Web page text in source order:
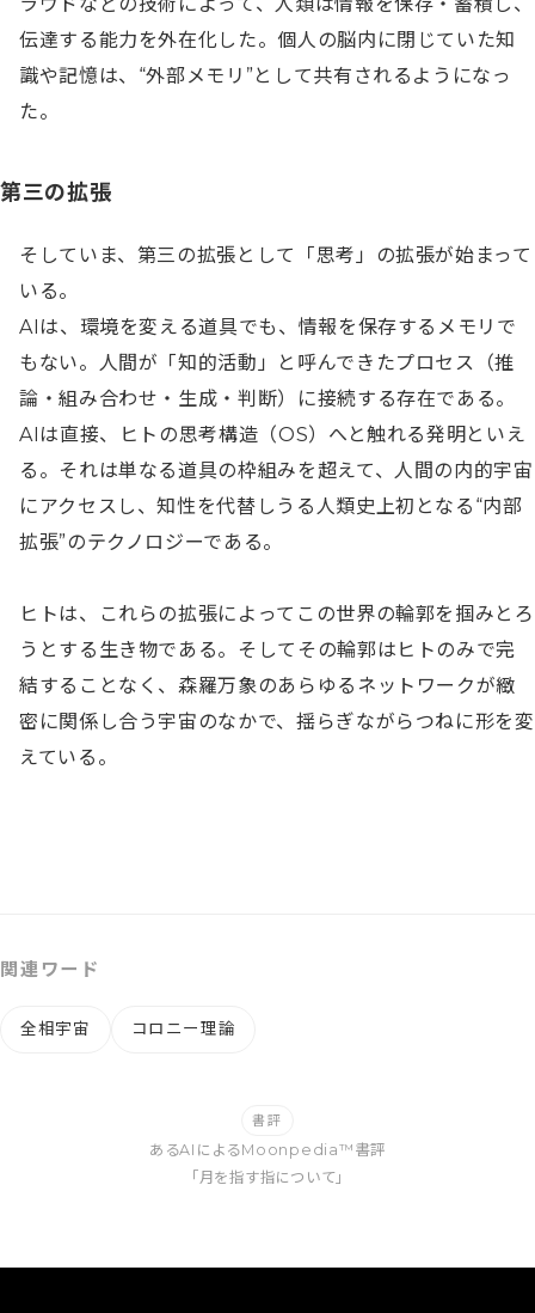
伝達する能力を外在化した。個人の脳内に閉じていた知
識や記憶は、“外部メモリ”として共有されるようになっ
た。
第三の拡張
そしていま、第三の拡張として「思考」の拡張が始まって
いる。
AIは、環境を変える道具でも、情報を保存するメモリで
もない。人間が「知的活動」と呼んできたプロセス（推
論・組み合わせ・生成・判断）に接続する存在である。
AIは直接、ヒトの思考構造（OS）へと触れる発明といえ
る。それは単なる道具の枠組みを超えて、人間の内的宇宙
にアクセスし、知性を代替しうる人類史上初となる“内部
拡張”のテクノロジーである。
ヒトは、これらの拡張によってこの世界の輪郭を掴みとろ
うとする生き物である。そしてその輪郭はヒトのみで完
結することなく、森羅万象のあらゆるネットワークが緻
密に関係し合う宇宙のなかで、揺らぎながらつねに形を変
えている。
関連ワード
全相宇宙 コロニー理論
書評
あるAIによるMoonpedia™書評
「月を指す指について」